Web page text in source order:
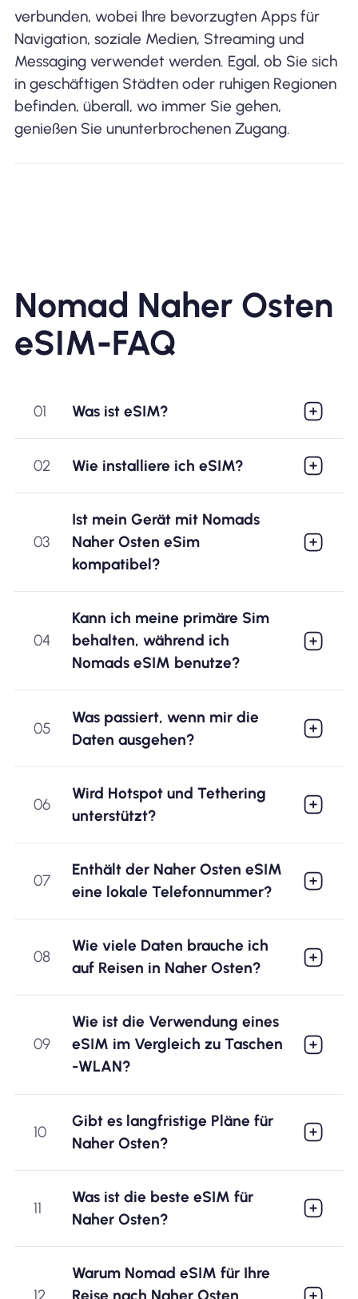
verbunden, wobei Ihre bevorzugten Apps für
Navigation, soziale Medien, Streaming und
Messaging verwendet werden. Egal, ob Sie sich
in geschäftigen Städten oder ruhigen Regionen
befinden, überall, wo immer Sie gehen,
genießen Sie ununterbrochenen Zugang.
Nomad Naher Osten
eSIM-FAQ
01 Was ist eSIM?
02 Wie installiere ich eSIM?
03
Ist mein Gerät mit Nomads
Naher Osten eSim
kompatibel?
04
Kann ich meine primäre Sim
behalten, während ich
Nomads eSIM benutze?
05
Was passiert, wenn mir die
Daten ausgehen?
06
Wird Hotspot und Tethering
unterstützt?
07
Enthält der Naher Osten eSIM
eine lokale Telefonnummer?
08
Wie viele Daten brauche ich
auf Reisen in Naher Osten?
09
Wie ist die Verwendung eines
eSIM im Vergleich zu Taschen
-WLAN?
10
Gibt es langfristige Pläne für
Naher Osten?
11
Was ist die beste eSIM für
Naher Osten?
Warum Nomad eSIM für Ihre